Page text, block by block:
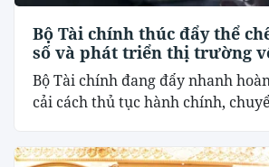
Bộ Tài chính thúc đẩy thể
số và phát triển thị trường
Bộ Tài chính đang đẩy nhanh
cải cách thủ tục hành chính,